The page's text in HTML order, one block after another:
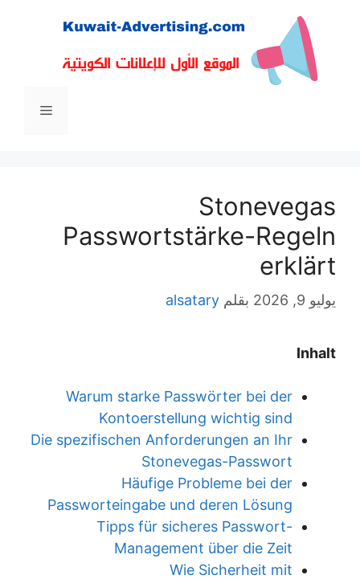
القائمة
Stonevegas
Passwortstärke-Regeln
erklärt
يوليو 9, 2026 بقلمalsatary
Inhalt
Warum starke Passwörter bei der
Kontoerstellung wichtig sind
Die spezifischen Anforderungen an Ihr
Stonevegas-Passwort
Häufige Probleme bei der
Passworteingabe und deren Lösung
Tipps für sicheres Passwort-
Management über die Zeit
Wie Sicherheit mit